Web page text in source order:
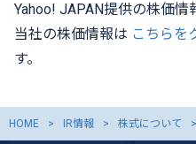
Yahoo! JAPAN提供の株価情
当社の株価情報は こちらを
す。
HOME IR情報 株式について